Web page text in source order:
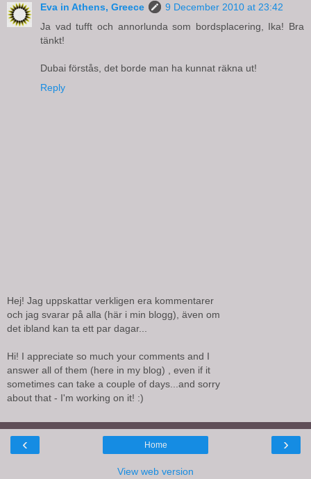
Eva in Athens, Greece
9 December 2010 at 23:42
Ja vad tufft och annorlunda som bordsplacering, Ika! Bra
tänkt!
Dubai förstås, det borde man ha kunnat räkna ut!
Reply
Hej! Jag uppskattar verkligen era kommentarer
och jag svarar på alla (här i min blogg), även om
det ibland kan ta ett par dagar...
Hi! I appreciate so much your comments and I
answer all of them (here in my blog) , even if it
sometimes can take a couple of days...and sorry
about that - I'm working on it! :)
‹ ›
Home
View web version